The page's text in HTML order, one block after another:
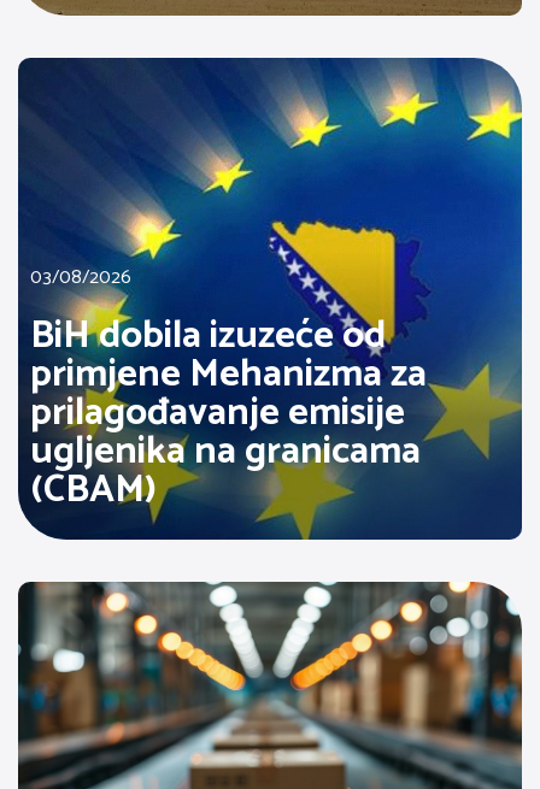
03/08/2026
BiH dobila izuzeće od
primjene Mehanizma za
prilagođavanje emisije
ugljenika na granicama
(CBAM)